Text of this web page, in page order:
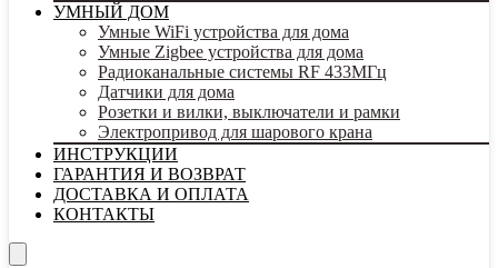
УМНЫЙ ДОМ
Умные WiFi устройства для дома
Умные Zigbee устройства для дома
Радиоканальные системы RF 433МГц
Датчики для дома
Розетки и вилки, выключатели и рамки
Электропривод для шарового крана
ИНСТРУКЦИИ
ГАРАНТИЯ И ВОЗВРАТ
ДОСТАВКА И ОПЛАТА
КОНТАКТЫ